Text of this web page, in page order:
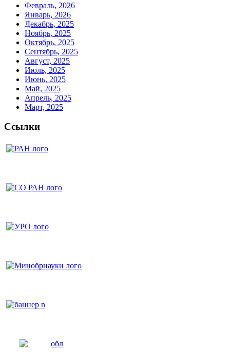
Февраль, 2026
Январь, 2026
Декабрь, 2025
Ноябрь, 2025
Октябрь, 2025
Сентябрь, 2025
Август, 2025
Июль, 2025
Июнь, 2025
Май, 2025
Апрель, 2025
Март, 2025
Ссылки